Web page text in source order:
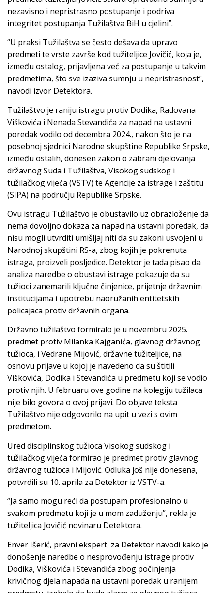
nezavisno i nepristrasno postupanje i podriva
integritet postupanja Tužilaštva BiH u cjelini”.
“U praksi Tužilaštva se često dešava da upravo
predmeti te vrste završe kod tužiteljice Jovičić, koja je,
između ostalog, prijavljena već za postupanje u takvim
predmetima, što sve izaziva sumnju u nepristrasnost”,
navodi izvor Detektora.
Tužilaštvo je raniju istragu protiv Dodika, Radovana
Viškovića i Nenada Stevandića za napad na ustavni
poredak vodilo od decembra 2024., nakon što je na
posebnoj sjednici Narodne skupštine Republike Srpske,
između ostalih, donesen zakon o zabrani djelovanja
državnog Suda i Tužilaštva, Visokog sudskog i
tužilačkog vijeća (VSTV) te Agencije za istrage i zaštitu
(SIPA) na području Republike Srpske.
Ovu istragu Tužilaštvo je obustavilo uz obrazloženje da
nema dovoljno dokaza za napad na ustavni poredak, da
nisu mogli utvrditi umišljaj niti da su zakoni usvojeni u
Narodnoj skupštini RS-a, zbog kojih je pokrenuta
istraga, proizveli posljedice. Detektor je tada pisao da
analiza naredbe o obustavi istrage pokazuje da su
tužioci zanemarili ključne činjenice, prijetnje državnim
institucijama i upotrebu naoružanih entitetskih
policajaca protiv državnih organa.
Državno tužilaštvo formiralo je u novembru 2025.
predmet protiv Milanka Kajganića, glavnog državnog
tužioca, i Vedrane Mijović, državne tužiteljice, na
osnovu prijave u kojoj je navedeno da su štitili
Viškovića, Dodika i Stevandića u predmetu koji se vodio
protiv njih. U februaru ove godine na kolegiju tužilaca
nije bilo govora o ovoj prijavi. Do objave teksta
Tužilaštvo nije odgovorilo na upit u vezi s ovim
predmetom.
Ured disciplinskog tužioca Visokog sudskog i
tužilačkog vijeća formirao je predmet protiv glavnog
državnog tužioca i Mijović. Odluka još nije donesena,
potvrdili su 10. aprila za Detektor iz VSTV-a.
“Ja samo mogu reći da postupam profesionalno u
svakom predmetu koji je u mom zaduženju”, rekla je
tužiteljica Jovičić novinaru Detektora.
Enver Išerić, pravni ekspert, za Detektor navodi kako je
donošenje naredbe o nesprovođenju istrage protiv
Dodika, Viškovića i Stevandića zbog počinjenja
krivičnog djela napada na ustavni poredak u ranijem